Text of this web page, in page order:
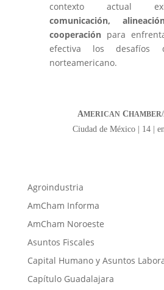
contexto actual
comunicación,
cooperaciónpara
efectiva los desafíos
norteamericano.
AMERICANCHAMBER/
Ciudad de México | 14 |
Agroindustria
AmCham Informa
AmCham Noroeste
Asuntos Fiscales
Capital Humano y Asuntos
Capítulo Guadalajara